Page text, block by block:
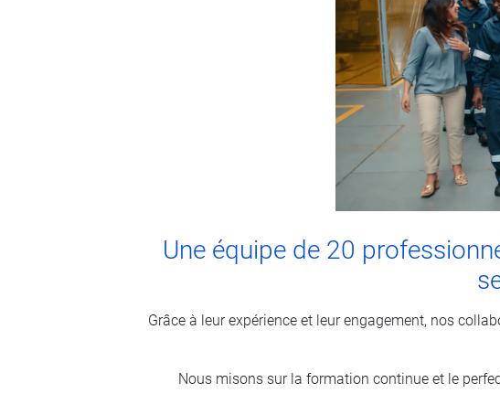
Une équipe de 20
Grâce à leur expérience et leur engagement, nos
Nous misons sur la formation continue et le